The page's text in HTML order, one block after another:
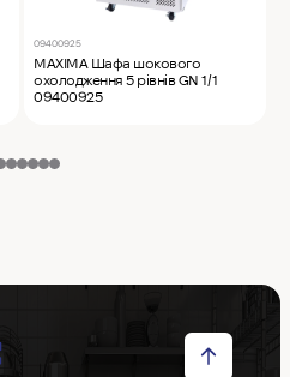
09400925
MAXIMA Шафа шокового
охолодження 5 рівнів GN 1/1
09400925